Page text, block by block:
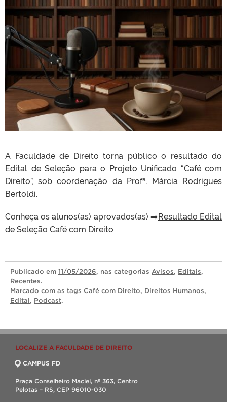
A Faculdade de Direito torna público o resultado do
Edital de Seleção para o Projeto Unificado “Café com
Direito”, sob coordenação da Profª. Márcia Rodrigues
Bertoldi.
Conheça os alunos(as) aprovados(as) ➡️Resultado Edital
de Seleção Café com Direito
Publicado em 11/05/2026, nas categorias Avisos, Editais,
Recentes.
Marcado com as tags Café com Direito, Direitos Humanos,
Edital, Podcast.
LOCALIZE A FACULDADE DE DIREITO
CAMPUS FD
Praça Conselheiro Maciel, nº 363, Centro
Pelotas – RS, CEP 96010-030